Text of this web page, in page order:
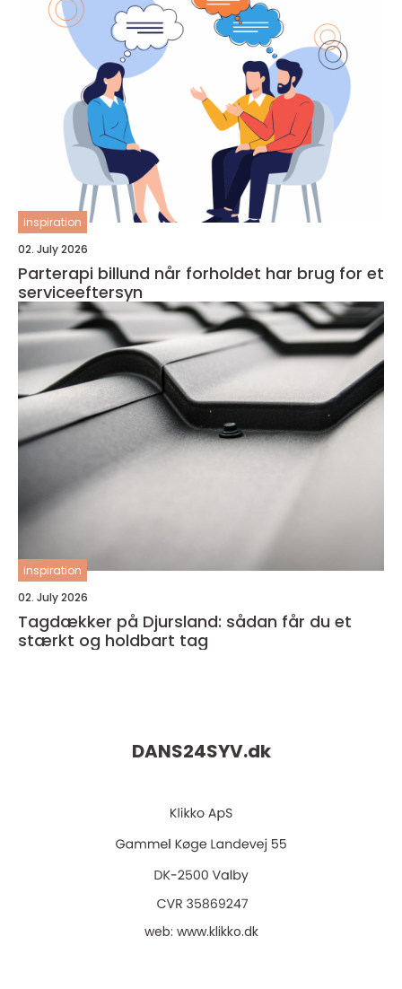
inspiration
02. July 2026
Parterapi billund når forholdet har brug for et
serviceeftersyn
inspiration
02. July 2026
Tagdækker på Djursland: sådan får du et
stærkt og holdbart tag
DANS24SYV.dk
web: www.klikko.dk